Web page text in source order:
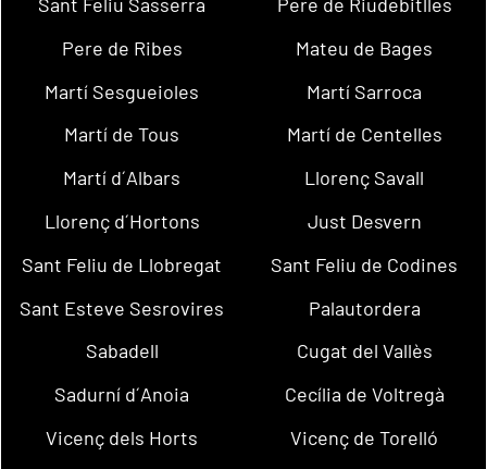
Pere de Ribes
Mateu de Bages
Martí Sesgueioles
Martí Sarroca
Martí de Tous
Martí de Centelles
Martí d´Albars
Llorenç Savall
Llorenç d´Hortons
Just Desvern
Sant Feliu de Llobregat
Sant Feliu de Codines
Sant Esteve Sesrovires
Palautordera
Sabadell
Cugat del Vallès
Sadurní d´Anoia
Cecília de Voltregà
Vicenç dels Horts
Vicenç de Torelló